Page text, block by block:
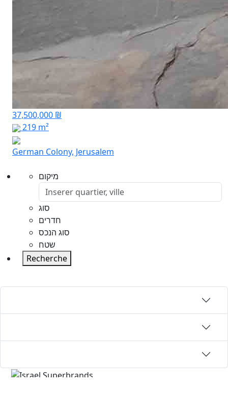
37,500,000 ₪
219 m²
German Colony, Jerusalem
מיקום
סוג
חדרים
סוג הנכס
שטח
Recherche